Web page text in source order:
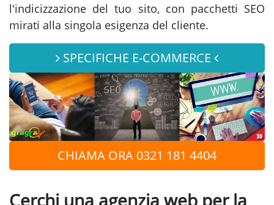
l'indicizzazione del tuo sito, con pacchetti SEO
mirati alla singola esigenza del cliente.
SPECIFICHE E-COMMERCE
CHIAMA ORA 0321 181 4404
Cerchi una agenzia web per la